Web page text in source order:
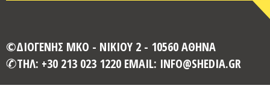
©ΔΙΟΓΕΝΗΣ ΜΚΟ - ΝΙΚΙΟΥ 2 - 10560 ΑΘΗΝΑ
ΤΗΛ: +30 213 023 1220 EMAIL: INFO@SHEDIA.GR